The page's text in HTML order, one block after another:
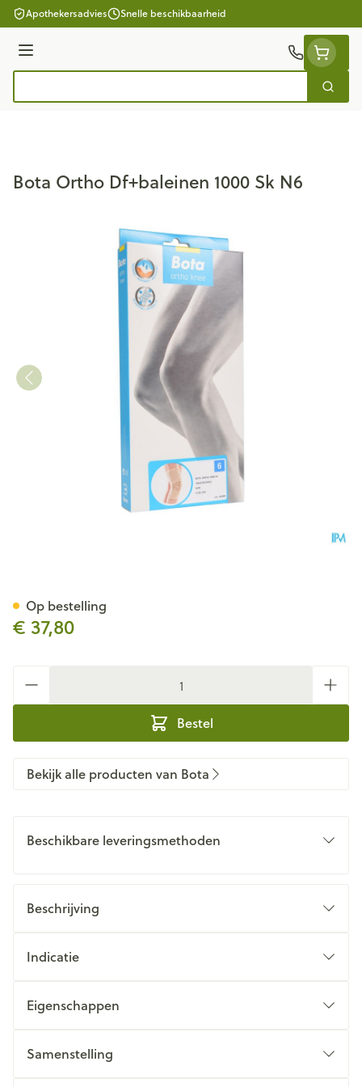
Ga naar de inhoud
Apothekersadvies Snelle beschikbaarheid
Menu
Zoek
Bota Ortho Df+baleinen 1000 Sk N6
€ 37,80
Bestel
Op bestelling
Bekijk alle producten van Bota
Beschikbare leveringsmethoden
Beschrijving
Indicatie
Eigenschappen
Samenstelling